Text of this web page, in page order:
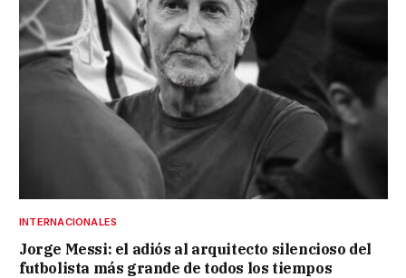
INTERNACIONALES
Jorge Messi: el adiós al arquitecto silencioso del
futbolista más grande de todos los tiempos